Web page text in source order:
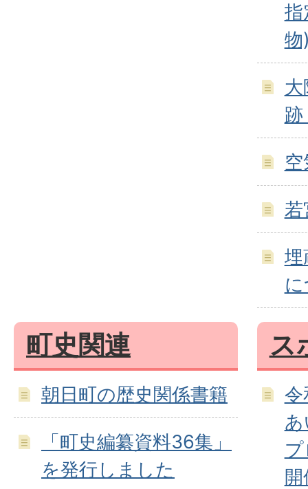
指
物
若
埋
町史関連
朝日町の歴史関係書籍
「町史編纂資料36集」
を発行しました
ス
令